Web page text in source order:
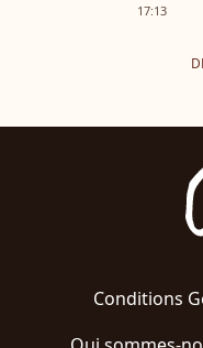
17:13
Conditions